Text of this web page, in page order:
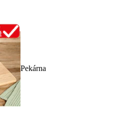
Pekárna